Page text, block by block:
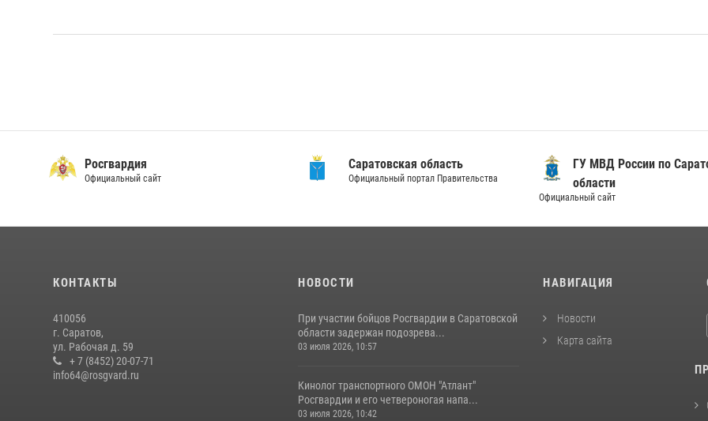
Росгвардия
Официальный сайт
Саратовская область
Официальный портал Правительства
ГУ МВД России по
области
Официальный сайт
КОНТАКТЫ
410056
г. Саратов,
ул. Рабочая д. 59
+ 7 (8452) 20-07-71
info64@rosgvard.ru
НОВОСТИ
При участии бойцов Росгвардии в Саратовской
области задержан подозрева...
03 июля 2026, 10:57
Кинолог транспортного ОМОН "Атлант"
Росгвардии и его четвероногая напа...
03 июля 2026, 10:42
НАВИГАЦИЯ
Новости
Карта сайта